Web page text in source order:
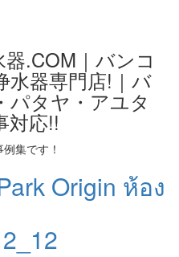
.COM｜バンコ
水器専門店!｜バ
パタヤ・アユタ
対応!!
集です！
Origin ห้อง